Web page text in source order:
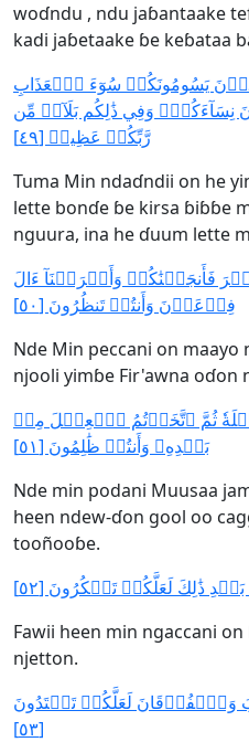
woɗndu , ndu jaɓantaake
kadi jaɓetaake ɓe keɓataa
يَسُومُونَكُمۡ سُوٓءَ ٱلۡعَذَابِ
نِسَآءَكُمۡۚ وَفِي ذَٰلِكُم بَلَآءٞ مِّن
رَّبِّكُمۡ عَظِيمٞ [٤٩]
Tuma Min ndaɗndii on he
lette bonɗe ɓe kirsa ɓiɓɓe
nguura, ina he ɗuum lette
فَأَنجَيۡنَٰكُمۡ وَأَغۡرَقۡنَآ ءَالَ
فِرۡعَوۡنَ وَأَنتُمۡ تَنظُرُونَ [٥٠]
Nde Min peccani on
njooli yimɓe Fir'awna oɗon
ثُمَّ ٱتَّخَذۡتُمُ ٱلۡعِجۡلَ مِنۢ
بَعۡدِهِۦ وَأَنتُمۡ ظَٰلِمُونَ [٥١]
Nde min podani Muusaa
heen ndew-ɗon gool oo
tooñooɓe.
ذَٰلِكَ لَعَلَّكُمۡ تَشۡكُرُونَ [٥٢]
Fawii heen min ngaccani
njetton.
وَٱلۡفُرۡقَانَ لَعَلَّكُمۡ تَهۡتَدُونَ
[٥٣]